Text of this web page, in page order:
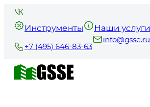
Инструменты Наши услуги
+7 (495) 646-83-63
info@gsse.ru